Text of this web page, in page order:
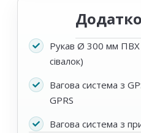
Рукав Ø 300 мм ПВХ
сівалок)
Вагова система з
GPRS
Вагова система з